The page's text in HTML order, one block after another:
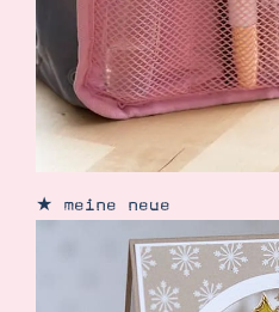
Gutscheine
Produkte erklärt
Über mich
Über Stampin’ Up!
Tipps & Tricks
Ordnungstipps
★ meine neue